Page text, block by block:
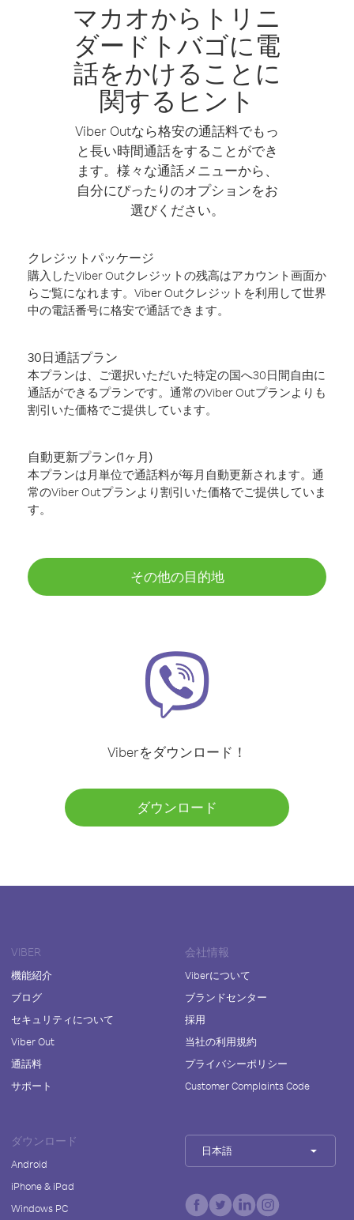
マカオからトリニ
ダードトバゴに電
話をかけることに
関するヒント
Viber Outなら格安の通話料でもっ
と長い時間通話をすることができ
ます。様々な通話メニューから、
自分にぴったりのオプションをお
選びください。
クレジットパッケージ
購入したViber Outクレジットの残高はアカウント画面か
らご覧になれます。Viber Outクレジットを利用して世界
中の電話番号に格安で通話できます。
30日通話プラン
本プランは、ご選択いただいた特定の国へ30日間自由に
通話ができるプランです。通常のViber Outプランよりも
割引いた価格でご提供しています。
自動更新プラン(1ヶ月)
本プランは月単位で通話料が毎月自動更新されます。通
常のViber Outプランより割引いた価格でご提供していま
す。
その他の目的地
Viberをダウンロード！
ダウンロード
VIBER
機能紹介
ブログ
セキュリティについて
Viber Out
通話料
サポート
会社情報
Viberについて
ブランドセンター
採用
当社の利用規約
プライバシーポリシー
Customer Complaints Code
ダウンロード
Android
iPhone & iPad
Windows PC
日本語